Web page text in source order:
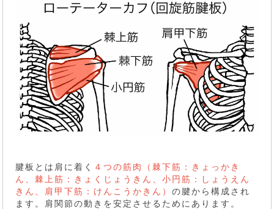
腱板とは肩に着く
４つの筋肉（棘下筋：きょっかき
ん、棘上筋：きょくじょうきん、小円筋：しょうえん
きん、肩甲下筋：けんこうかきん）の腱から構成され
ます。肩関節の動きを安定させるためにあります。